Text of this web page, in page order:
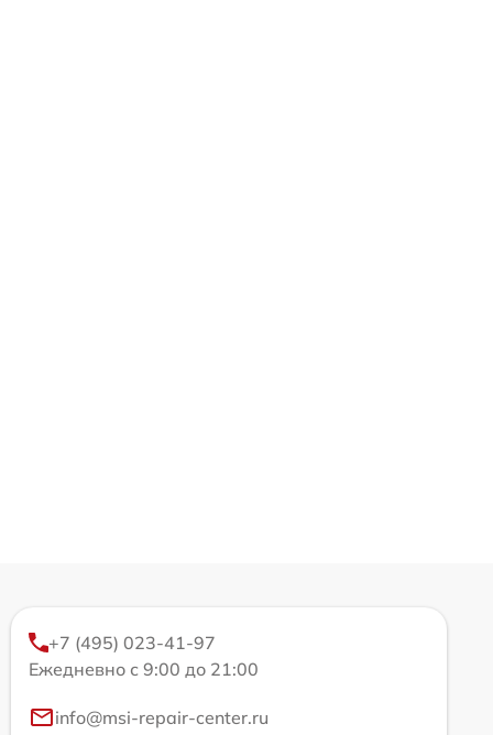
+7 (495) 023-41-97
Ежедневно с 9:00 до 21:00
info@msi-repair-center.ru